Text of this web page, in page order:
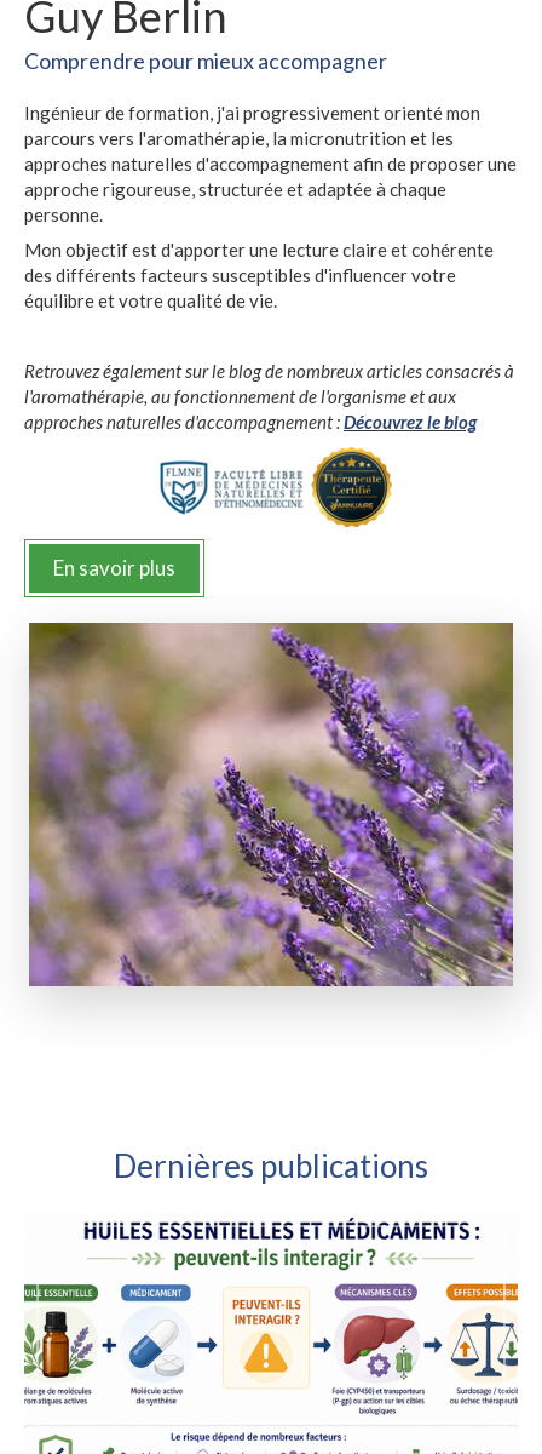
Guy Berlin
Comprendre pour mieux accompagner
Ingénieur de formation, j'ai progressivement orienté mon
parcours vers l'aromathérapie, la micronutrition et les
approches naturelles d'accompagnement afin de proposer une
approche rigoureuse, structurée et adaptée à chaque
personne.
Mon objectif est d'apporter une lecture claire et cohérente
des différents facteurs susceptibles d'influencer votre
équilibre et votre qualité de vie.
Retrouvez également sur le blog de nombreux articles consacrés à
l'aromathérapie, au fonctionnement de l'organisme et aux
approches naturelles d'accompagnement :Découvrez le blog
En savoir plus
Dernières publications